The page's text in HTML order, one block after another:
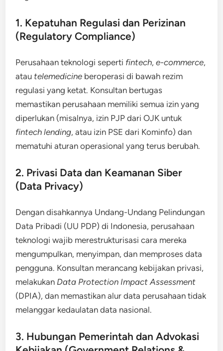
1. Kepatuhan Regulasi dan Perizinan
(Regulatory Compliance)
Perusahaan teknologi seperti fintech,e-commerce,
atau telemedicine beroperasi di bawah rezim
regulasi yang ketat. Konsultan bertugas
memastikan perusahaan memiliki semua izin yang
diperlukan (misalnya, izin PJP dari OJK untuk
fintech lending, atau izin PSE dari Kominfo) dan
mematuhi aturan operasional yang terus berubah.
2. Privasi Data dan Keamanan Siber
(Data Privacy)
Dengan disahkannya Undang-Undang Pelindungan
Data Pribadi (UU PDP) di Indonesia, perusahaan
teknologi wajib merestrukturisasi cara mereka
mengumpulkan, menyimpan, dan memproses data
pengguna. Konsultan merancang kebijakan privasi,
melakukan Data Protection Impact Assessment
(DPIA), dan memastikan alur data perusahaan tidak
melanggar kedaulatan data nasional.
3. Hubungan Pemerintah dan Advokasi